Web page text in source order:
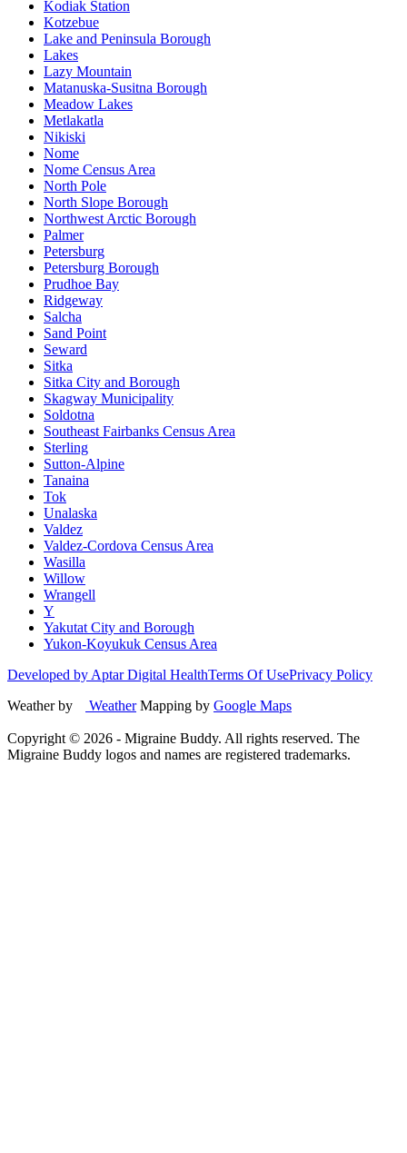
Kodiak Station
Kotzebue
Lake and Peninsula Borough
Lakes
Lazy Mountain
Matanuska-Susitna Borough
Meadow Lakes
Metlakatla
Nikiski
Nome
Nome Census Area
North Pole
North Slope Borough
Northwest Arctic Borough
Palmer
Petersburg
Petersburg Borough
Prudhoe Bay
Ridgeway
Salcha
Sand Point
Seward
Sitka
Sitka City and Borough
Skagway Municipality
Soldotna
Southeast Fairbanks Census Area
Sterling
Sutton-Alpine
Tanaina
Tok
Unalaska
Valdez
Valdez-Cordova Census Area
Wasilla
Willow
Wrangell
Y
Yakutat City and Borough
Yukon-Koyukuk Census Area
Developed by Aptar Digital HealthTerms Of UsePrivacy Policy
Weather by
WeatherMapping by Google Maps
Copyright © 2026 - Migraine Buddy. All rights reserved. The
Migraine Buddy logos and names are registered trademarks.